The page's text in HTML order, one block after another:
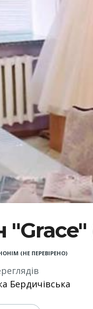
(НЕ ПЕРЕВІРЕНО)
Бердичівська